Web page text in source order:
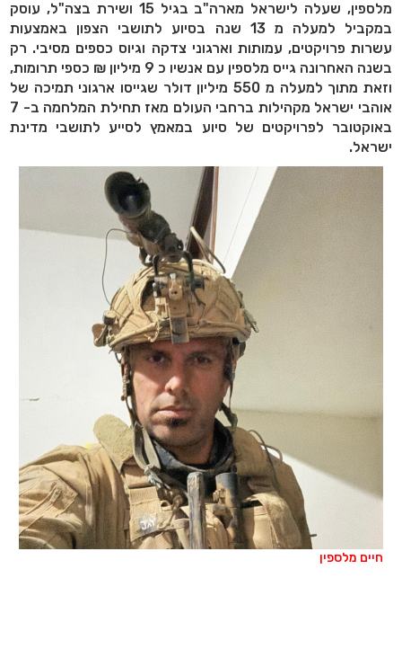
מלספין, שעלה לישראל מארה"ב בגיל 15 ושירת בצה"ל, עוסק
במקביל למעלה מ 13 שנה בסיוע לתושבי הצפון באמצעות
עשרות פרויקטים, עמותות וארגוני צדקה וגיוס כספים מסיבי. רק
בשנה האחרונה גייס מלספין עם אנשיו כ 9 מיליון ₪ כספי תרומות,
וזאת מתוך למעלה מ 550 מיליון דולר שגייסו ארגוני תמיכה של
אוהבי ישראל מקהילות ברחבי העולם מאז תחילת המלחמה ב- 7
באוקטובר לפרויקטים של סיוע במאמץ לסייע לתושבי מדינת
ישראל.
חיים מלספין